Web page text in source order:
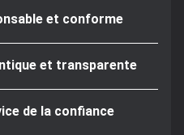
et conforme
et transparente
de la confiance